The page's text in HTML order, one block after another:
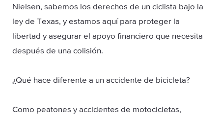
Nielsen, sabemos los derechos de un ciclista bajo la
ley de Texas, y estamos aquí para proteger la
libertad y asegurar el apoyo financiero que necesita
después de una colisión.
¿Qué hace diferente a un accidente de bicicleta?
Como peatones y accidentes de motocicletas,